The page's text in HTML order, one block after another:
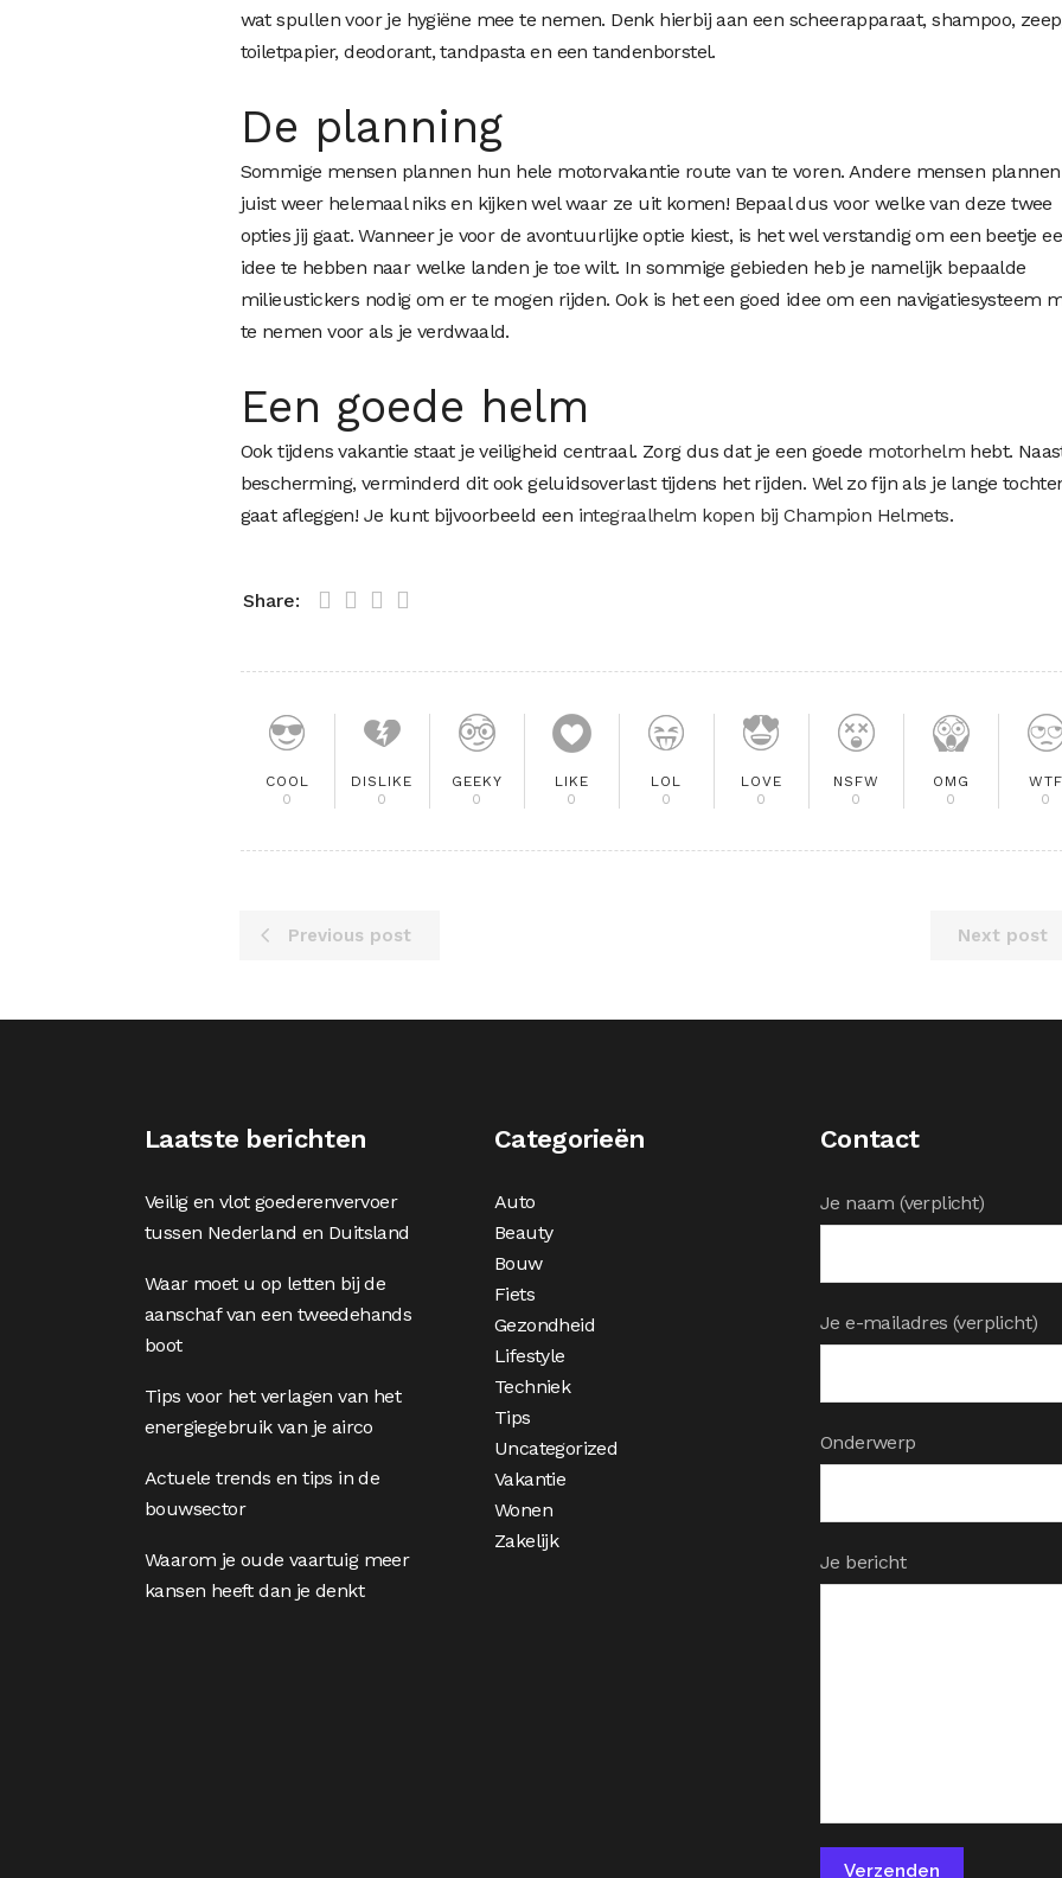
wat spullen voor je hygiëne mee te nemen. Denk hierbij aan een scheerapparaat, shampoo,
toiletpapier, deodorant, tandpasta en een tandenborstel.
De planning
Sommige mensen plannen hun hele motorvakantie route van te voren. Andere mensen plannen
juist weer helemaal niks en kijken wel waar ze uit komen! Bepaal dus voor welke van deze twee
opties jij gaat. Wanneer je voor de avontuurlijke optie kiest, is het wel verstandig om een beetje
idee te hebben naar welke landen je toe wilt. In sommige gebieden heb je namelijk bepaalde
milieustickers nodig om er te mogen rijden. Ook is het een goed idee om een navigatiesysteem
te nemen voor als je verdwaald.
Een goede helm
Ook tijdens vakantie staat je veiligheid centraal. Zorg dus dat je een goede motorhelmhebt.
bescherming, verminderd dit ook geluidsoverlast tijdens het rijden. Wel zo fijn als je lange
gaat afleggen! Je kunt bijvoorbeeld een integraalhelm kopen bij Champion Helmets.
Share:
COOL
0
DISLIKE
0
GEEKY
0
LIKE
0
LOL
0
LOVE
0
NSFW
0
OMG
0
WTF
0
Previous post Next post
Laatste berichten
Veilig en vlot goederenvervoer
tussen Nederland en Duitsland
Waar moet u op letten bij de
aanschaf van een tweedehands
boot
Tips voor het verlagen van het
energiegebruik van je airco
Actuele trends en tips in de
bouwsector
Waarom je oude vaartuig meer
kansen heeft dan je denkt
Categorieën
Auto
Beauty
Bouw
Fiets
Gezondheid
Lifestyle
Techniek
Tips
Uncategorized
Vakantie
Wonen
Zakelijk
Contact
Je naam (verplicht)
Je e-mailadres (verplicht)
Onderwerp
Je bericht